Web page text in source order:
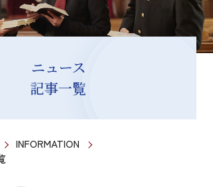
ニュース
記事一覧
INFORMATION